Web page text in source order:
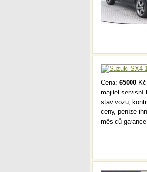
Cena: 65000
majitel servisní
stav vozu,
ceny, peníze
měsíců